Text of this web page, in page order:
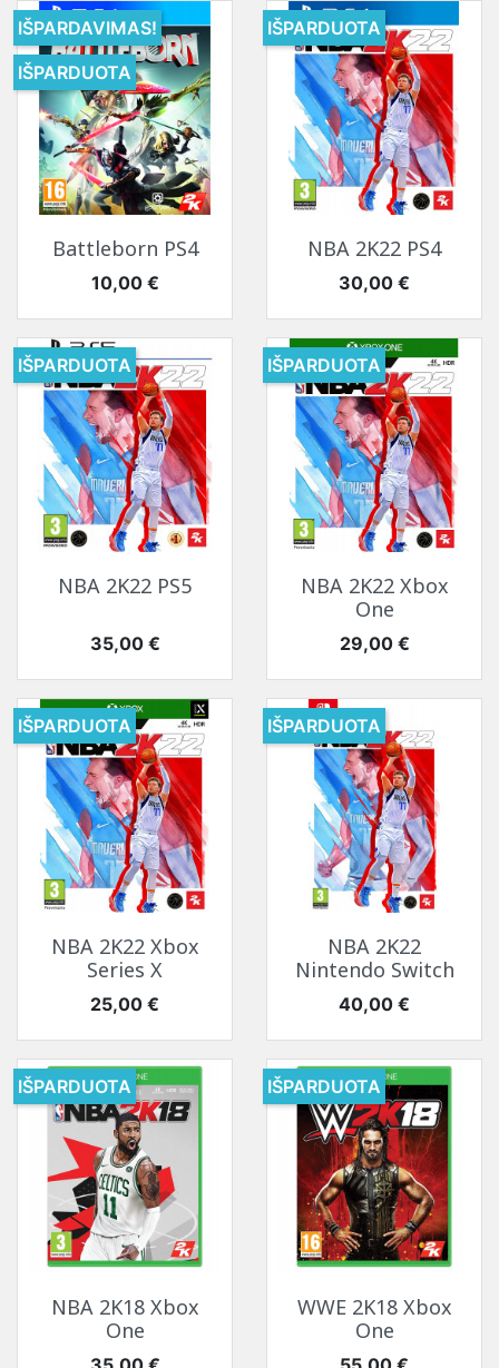
Battleborn PS4
Kaina
10,00 €
IŠPARDAVIMAS!
IŠPARDUOTA
NBA 2K22 PS4
Kaina
30,00 €
IŠPARDUOTA
NBA 2K22 PS5
Kaina
35,00 €
IŠPARDUOTA
NBA 2K22 Xbox
One
Kaina
29,00 €
IŠPARDUOTA
NBA 2K22 Xbox
Series X
Kaina
25,00 €
IŠPARDUOTA
NBA 2K22
Nintendo Switch
Kaina
40,00 €
IŠPARDUOTA
NBA 2K18 Xbox
One
Kaina
IŠPARDUOTA
WWE 2K18 Xbox
One
Kaina
IŠPARDUOTA